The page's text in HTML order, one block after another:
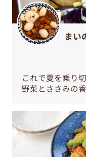
まい
これで夏を乗り
野菜とささみの